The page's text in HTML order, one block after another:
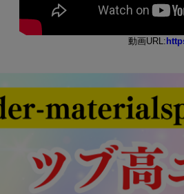
動画URL: